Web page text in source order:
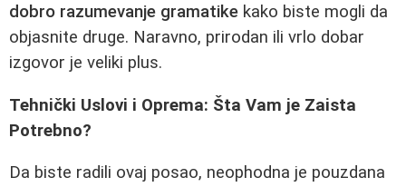
dobro razumevanje gramatike kako biste mogli da
objasnite druge. Naravno, prirodan ili vrlo dobar
izgovor je veliki plus.
Tehnički Uslovi i Oprema: Šta Vam je Zaista
Potrebno?
Da biste radili ovaj posao, neophodna je pouzdana